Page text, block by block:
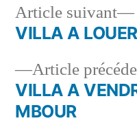
Navigation
de
l’article
Article
VILLA A
MBOUR
Article suivant
VILLA A